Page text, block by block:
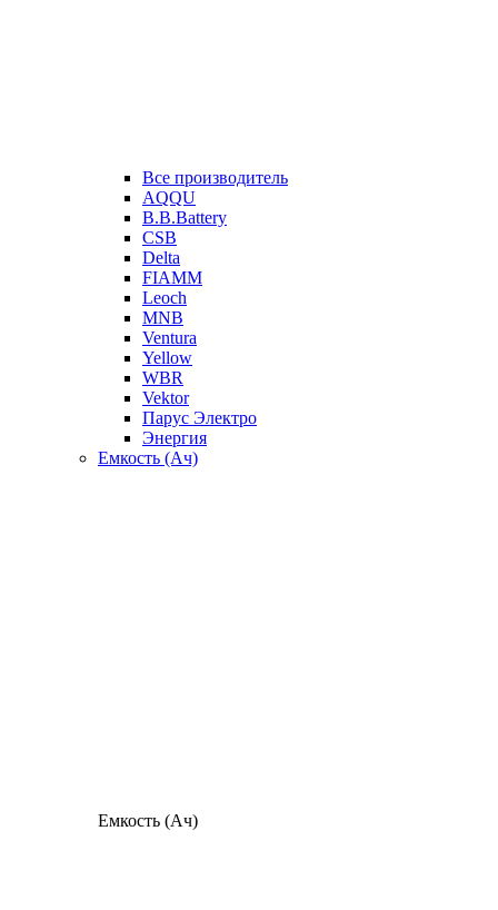
Все производитель
AQQU
B.B.Battery
CSB
Delta
FIAMM
Leoch
MNB
Ventura
Yellow
WBR
Vektor
Парус Электро
Энергия
Емкость (Ач)
Емкость (Ач)